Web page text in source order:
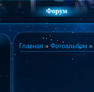
Форум
Главная » Фотоальбом »